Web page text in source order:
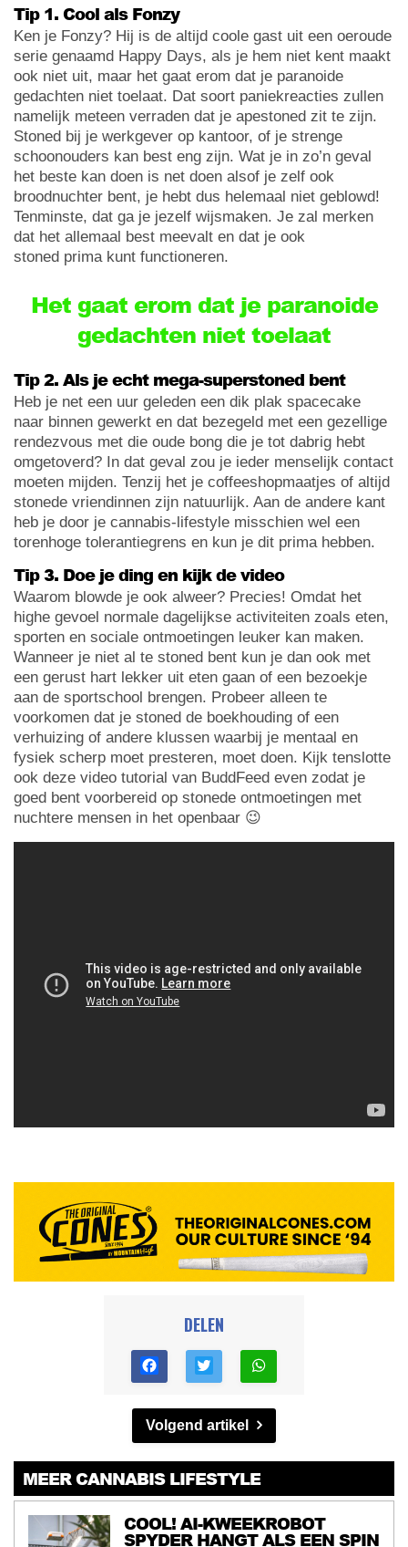
Tip 1. Cool als Fonzy
Ken je Fonzy? Hij is de altijd coole gast uit een oeroude
serie genaamd Happy Days, als je hem niet kent maakt
ook niet uit, maar het gaat erom dat je paranoide
gedachten niet toelaat. Dat soort paniekreacties zullen
namelijk meteen verraden dat je apestoned zit te zijn.
Stoned bij je werkgever op kantoor, of je strenge
schoonouders kan best eng zijn. Wat je in zo’n geval
het beste kan doen is net doen alsof je zelf ook
broodnuchter bent, je hebt dus helemaal niet geblowd!
Tenminste, dat ga je jezelf wijsmaken. Je zal merken
dat het allemaal best meevalt en dat je ook
stoned prima kunt functioneren.
Het gaat erom dat je paranoide
gedachten niet toelaat
Tip 2. Als je echt mega-superstoned bent
Heb je net een uur geleden een dik plak spacecake
naar binnen gewerkt en dat bezegeld met een gezellige
rendezvous met die oude bong die je tot dabrig hebt
omgetoverd? In dat geval zou je ieder menselijk contact
moeten mijden. Tenzij het je coffeeshopmaatjes of altijd
stonede vriendinnen zijn natuurlijk. Aan de andere kant
heb je door je cannabis-lifestyle misschien wel een
torenhoge tolerantiegrens en kun je dit prima hebben.
Tip 3. Doe je ding en kijk de video
Waarom blowde je ook alweer? Precies! Omdat het
highe gevoel normale dagelijkse activiteiten zoals eten,
sporten en sociale ontmoetingen leuker kan maken.
Wanneer je niet al te stoned bent kun je dan ook met
een gerust hart lekker uit eten gaan of een bezoekje
aan de sportschool brengen. Probeer alleen te
voorkomen dat je stoned de boekhouding of een
verhuizing of andere klussen waarbij je mentaal en
fysiek scherp moet presteren, moet doen. Kijk tenslotte
ook deze video tutorial van BuddFeed even zodat je
goed bent voorbereid op stonede ontmoetingen met
nuchtere mensen in het openbaar 😉
DELEN
Volgend artikel
MEER CANNABIS LIFESTYLE
COOL! AI-KWEEKROBOT
SPYDER HANGT ALS EEN SPIN